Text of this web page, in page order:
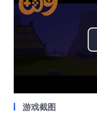
游戏截图